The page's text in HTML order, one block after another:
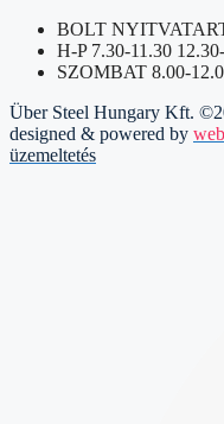
BOLT
H-P 7.30-11.30
SZOMBAT 8.00-
Über Steel Hungary Kft.
designed & powered by
üzemeltetés